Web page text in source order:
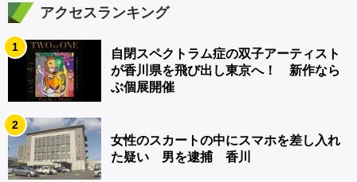
アクセスランキング
1
自閉スペクトラム症の双子アーティスト
が香川県を飛び出し東京へ！ 新作なら
ぶ個展開催
2
女性のスカートの中にスマホを差し入れ
た疑い 男を逮捕 香川